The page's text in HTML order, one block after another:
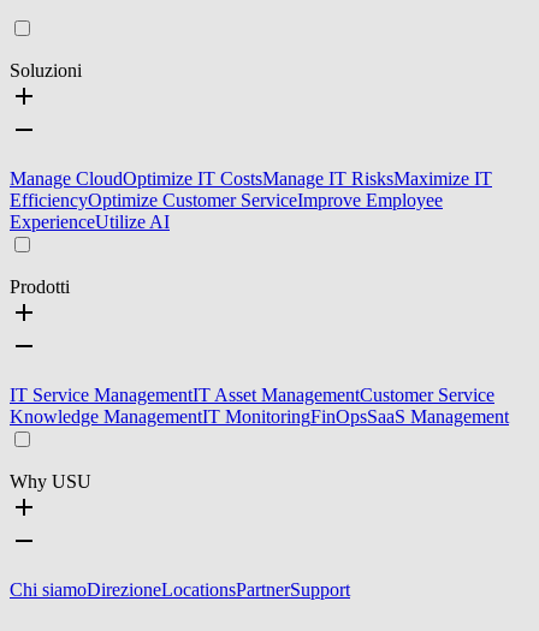
Soluzioni
Manage CloudOptimize IT CostsManage IT RisksMaximize IT
EfficiencyOptimize Customer ServiceImprove Employee
ExperienceUtilize AI
Prodotti
IT Service ManagementIT Asset ManagementCustomer Service
Knowledge ManagementIT MonitoringFinOpsSaaS Management
Why USU
Chi siamoDirezioneLocationsPartnerSupport